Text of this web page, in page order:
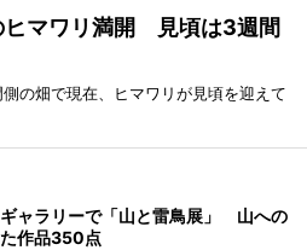
ヒマワリ満開 見頃は3週間
の畑で現在、ヒマワリが見頃を迎えて
ャラリーで「山と雷鳥展」 山への
作品350点